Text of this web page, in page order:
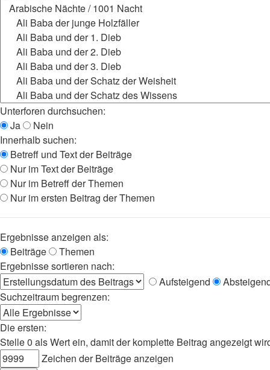
Unterforen durchsuchen:
Ja
Nein
Innerhalb suchen:
Betreff und Text der Beiträge
Nur im Text der Beiträge
Nur im Betreff der Themen
Nur im ersten Beitrag der Themen
Ergebnisse anzeigen als:
Beiträge
Themen
Ergebnisse sortieren nach:
Aufsteigend
Suchzeitraum begrenzen:
Die ersten:
Stelle 0 als Wert ein, damit der komplette Beitrag angezeigt
Zeichen der Beiträge anzeigen